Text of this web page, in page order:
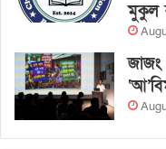
মুকুল
জাজং